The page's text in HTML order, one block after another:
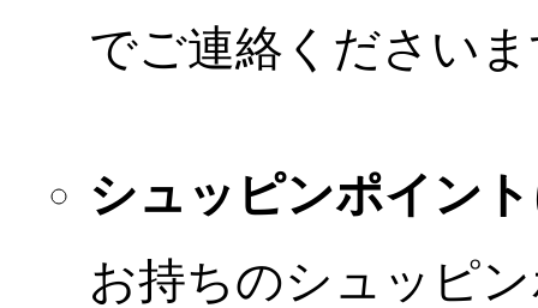
でご連絡ください
シュッピンポイン
お持ちのシュッピ